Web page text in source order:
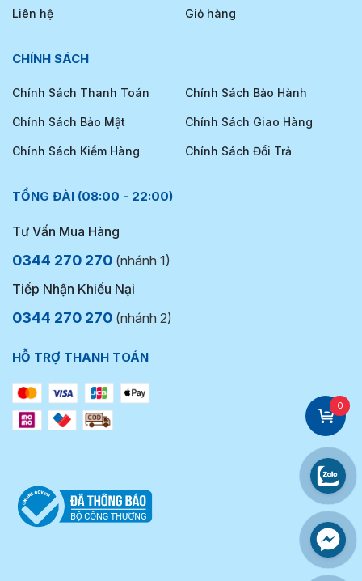
Liên hệ Giỏ hàng
CHÍNH SÁCH
Chính Sách Thanh Toán Chính Sách Bảo Hành
Chính Sách Bảo Mật Chính Sách Giao Hàng
Chính Sách Kiểm Hàng Chính Sách Đổi Trả
TỔNG ĐÀI (08:00 - 22:00)
Tư Vấn Mua Hàng
0344 270 270 (nhánh 1)
Tiếp Nhận Khiếu Nại
0344 270 270 (nhánh 2)
HỖ TRỢ THANH TOÁN
0